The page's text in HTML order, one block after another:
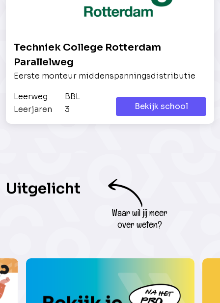
Techniek College Rotterdam
Parallelweg
Eerste monteur middenspanningsdistributie
Leerweg
BBL
Leerjaren
3 Bekijk school
Uitgelicht
Waar wil jij meer
over weten?